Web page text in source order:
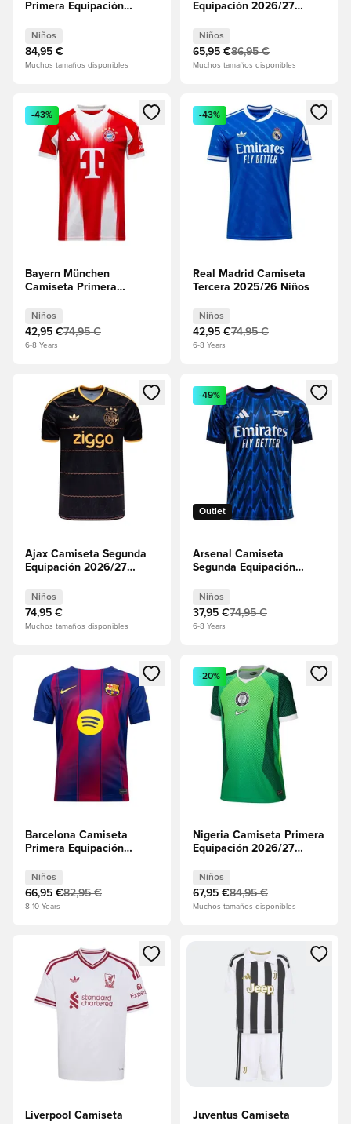
Primera Equipación
Niños
84,95 €
Muchos tamaños disponibles
Equipación 2026/27
Niños
65,95 €86,95 €
Muchos tamaños disponibles
Abre un modal para iniciar sesión o registrarse como
-43%
Bayern München
Camiseta Primera
Niños
Niños
42,95 €74,95 €
6-8 Years
Abre un modal para iniciar
-43%
Real Madrid Camiseta
Tercera 2025/26 Niños
Niños
42,95 €74,95 €
6-8 Years
Abre un modal para iniciar sesión o registrarse como
Ajax Camiseta Segunda
Equipación 2026/27
Niños
74,95 €
Muchos tamaños disponibles
Abre un modal para iniciar
Outlet
-49%
Arsenal Camiseta
Segunda Equipación
Niños
37,95 €74,95 €
6-8 Years
Abre un modal para iniciar sesión o registrarse como
Barcelona Camiseta
Primera Equipación
Niños
66,95 €82,95 €
8-10 Years
Abre un modal para iniciar
-20%
Nigeria Camiseta Primera
Equipación 2026/27
Niños
67,95 €84,95 €
Muchos tamaños disponibles
Abre un modal para iniciar sesión o registrarse como
Liverpool Camiseta
Abre un modal para iniciar
Juventus Camiseta